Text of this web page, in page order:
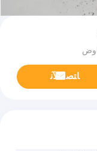
ﺎﺘﺼﻟ ﺍﻶﻧ